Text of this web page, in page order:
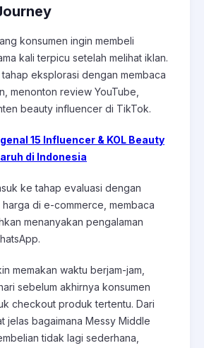
konsumen ingin membeli
kali terpicu setelah melihat iklan.
tahap eksplorasi dengan membaca
menonton review YouTube,
beauty influencer di TikTok.
15 Influencer & KOL Beauty
di Indonesia
ke tahap evaluasi dengan
di e-commerce, membaca
menanyakan pengalaman
memakan waktu berjam-jam,
sebelum akhirnya konsumen
checkout produk tertentu. Dari
jelas bagaimana Messy Middle
tidak lagi sederhana,